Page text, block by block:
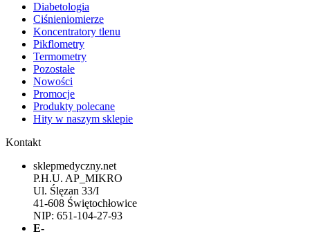
Diabetologia
Ciśnieniomierze
Koncentratory tlenu
Pikflometry
Termometry
Pozostałe
Nowości
Promocje
Produkty polecane
Hity w naszym sklepie
Kontakt
sklepmedyczny.net
P.H.U. AP_MIKRO
Ul. Ślęzan 33/I
41-608 Świętochłowice
NIP: 651-104-27-93
E-